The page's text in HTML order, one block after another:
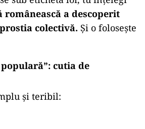
a descoperit
colectivă. Și o folosește
cutia de
și teribil: